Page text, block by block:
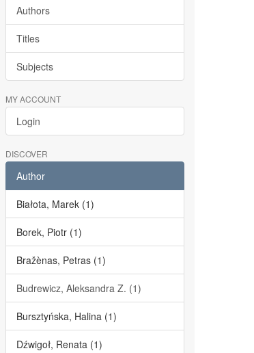
Authors
Titles
Subjects
MY ACCOUNT
Login
DISCOVER
Author
Białota, Marek (1)
Borek, Piotr (1)
Bražènas, Petras (1)
Budrewicz, Aleksandra Z. (1)
Bursztyńska, Halina (1)
Dźwigoł, Renata (1)